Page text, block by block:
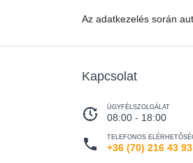
Az adatkezelés során
Kapcsolat
ÜGYFÉLSZOLGÁLAT
08:00 - 18:00
TELEFONOS
+36 (70) 216 43 93